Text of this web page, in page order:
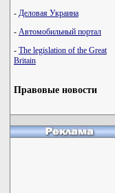
- Деловая Украина
- Автомобильный портал
- The legislation of the Great
Britain
Правовые новости